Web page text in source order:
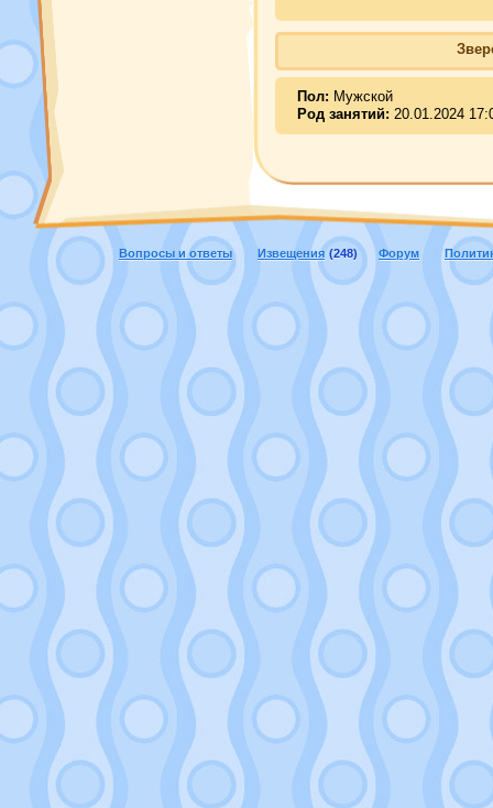
Пол: Мужской
Род занятий: 20.01.2024
Вопросы и ответы Извещения (248) Форум